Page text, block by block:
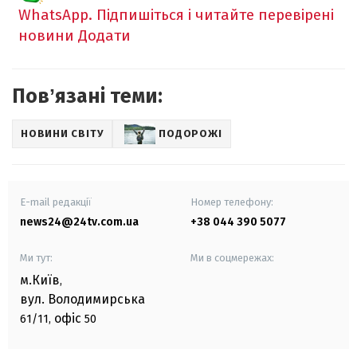
WhatsApp. Підпишіться і читайте перевірені
новини Додати
Повʼязані теми:
НОВИНИ СВІТУ ПОДОРОЖІ
E-mail редакції
news24@24tv.com.ua
Номер телефону:
+38 044 390 5077
Ми тут:
м.Київ,
вул. Володимирська
61/11, офіс 50
Ми в соцмережах: